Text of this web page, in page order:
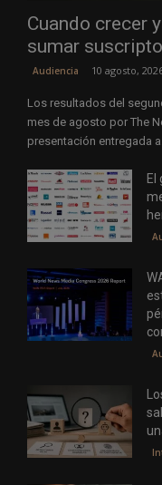
Cuando crecer
sumar
Audiencia 10 agosto,
Los resultados del
mes de agosto por The
presentación entregada
El